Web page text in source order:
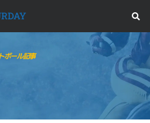
ボール記事